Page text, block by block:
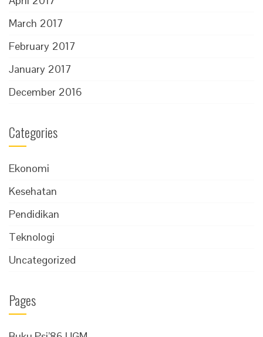
March 2017
February 2017
January 2017
December 2016
Categories
Ekonomi
Kesehatan
Pendidikan
Teknologi
Uncategorized
Pages